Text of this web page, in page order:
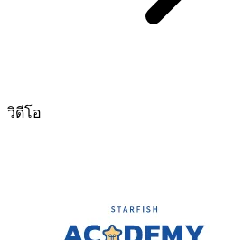
วิดีโอ